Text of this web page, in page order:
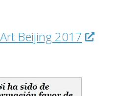
Beijing 2017